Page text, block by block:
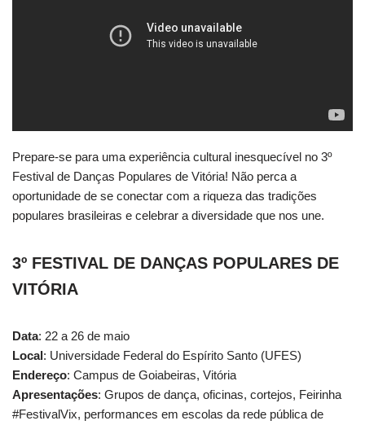
Prepare-se para uma experiência cultural inesquecível no 3º
Festival de Danças Populares de Vitória! Não perca a
oportunidade de se conectar com a riqueza das tradições
populares brasileiras e celebrar a diversidade que nos une.
3º FESTIVAL DE DANÇAS POPULARES DE
VITÓRIA
Data: 22 a 26 de maio
Local: Universidade Federal do Espírito Santo (UFES)
Endereço: Campus de Goiabeiras, Vitória
Apresentações: Grupos de dança, oficinas, cortejos, Feirinha
#FestivalVix, performances em escolas da rede pública de